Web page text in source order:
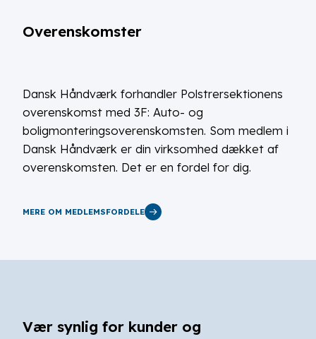
Overenskomster
Dansk Håndværk forhandler Polstrersektionens
overenskomst med 3F: Auto- og
boligmonteringsoverenskomsten. Som medlem i
Dansk Håndværk er din virksomhed dækket af
overenskomsten. Det er en fordel for dig.
MERE OM MEDLEMSFORDELE
Vær synlig for kunder og